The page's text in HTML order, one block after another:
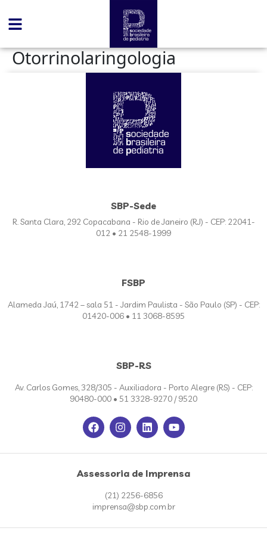
Otorrinolaringologia
SBP-Sede
R. Santa Clara, 292 Copacabana - Rio de Janeiro (RJ) - CEP: 22041-
012 • 21 2548-1999
FSBP
Alameda Jaú, 1742 – sala 51 - Jardim Paulista - São Paulo (SP) - CEP:
01420-006 • 11 3068-8595
SBP-RS
Av. Carlos Gomes, 328/305 - Auxiliadora - Porto Alegre (RS) - CEP:
90480-000 • 51 3328-9270 / 9520
Assessoria de Imprensa
(21) 2256-6856
imprensa@sbp.com.br